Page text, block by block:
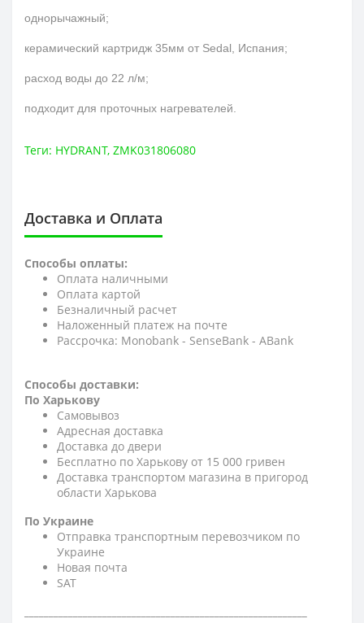
однорычажный;
керамический картридж 35мм от Sedal, Испания;
расход воды до 22 л/м;
подходит для проточных нагревателей.
Теги: HYDRANT, ZMK031806080
Доставка и Оплата
Способы оплаты:
Оплата наличными
Оплата картой
Безналичный расчет
Наложенный платеж на почте
Рассрочка: Monobank - SenseBank - АBank
Способы доставки:
По Харькову
Самовывоз
Адресная доставка
Доставка до двери
Бесплатно по Харькову от 15 000 гривен
Доставка транспортом магазина в пригород
области Харькова
По Украине
Отправка транспортным перевозчиком по
Украине
Новая почта
SAT